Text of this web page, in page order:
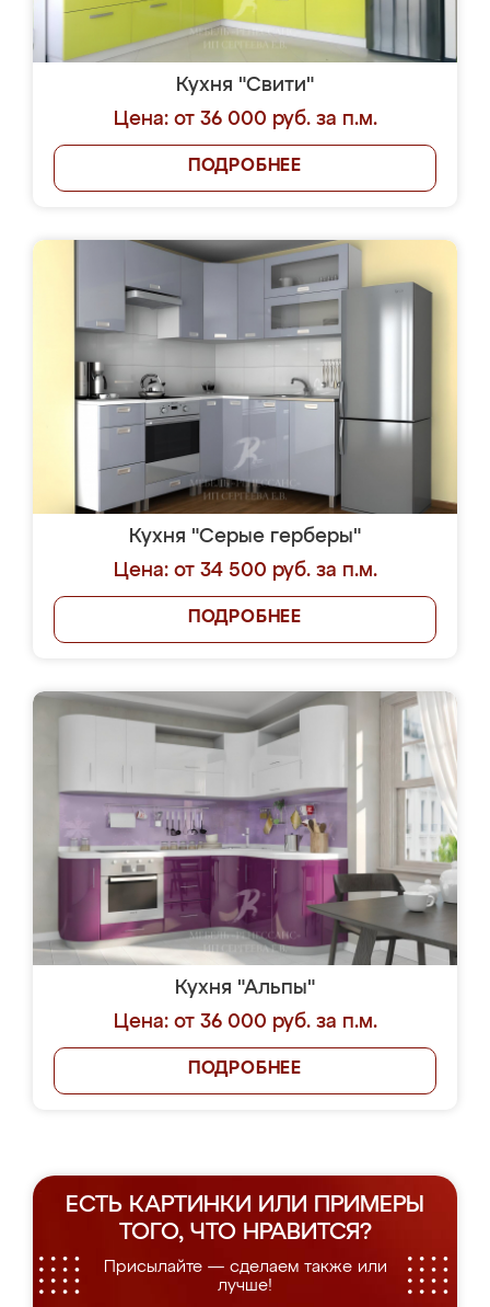
Кухня "Свити"
Цена: от 36 000 руб. за п.м.
ПОДРОБНЕЕ
Кухня "Серые герберы"
Цена: от 34 500 руб. за п.м.
ПОДРОБНЕЕ
Кухня "Альпы"
Цена: от 36 000 руб. за п.м.
ПОДРОБНЕЕ
ЕСТЬ КАРТИНКИ ИЛИ ПРИМЕРЫ
ТОГО, ЧТО НРАВИТСЯ?
Присылайте — сделаем также или
лучше!